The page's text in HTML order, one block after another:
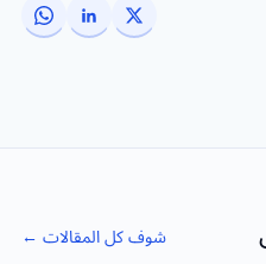
شوف كل المقالات ←